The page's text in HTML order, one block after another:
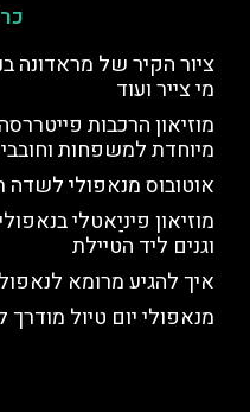
ציור הקיר של מראדונה
מי צייר ועוד
מוזיאון הרכבות
מיוחדת למשפחות
אוטובוס מנאפולי לשדה
מוזיאון פיניַאטלי
וגנים ליד הטיילת
איך להגיע מרומא
מנאפולי יום טיול